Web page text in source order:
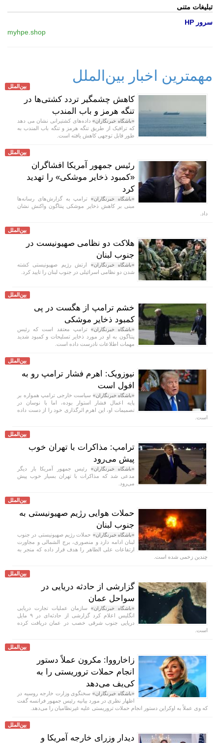
تبلیغات متنی
سرور HP
myhpe.shop
مهمترین اخبار بین‌الملل
بین‌الملل
کاهش چشمگیر تردد کشتی‌ها در
تنگه هرمز و باب المندب
«باشگاه خبرنگاران»داده‌های کشتیرانی نشان می دهد
که ترافیک از طریق تنگه هرمز و تنگه باب المندب به
طور قابل توجهی کاهش یافته است.
بین‌الملل
رئیس جمهور آمریکا افشاگران
«کمبود ذخایر موشکی» را تهدید
کرد
«باشگاه خبرنگاران»ترامپ به گزارش‌های رسانه‌ها
مبنی بر کاهش ذخایر موشکی پنتاگون واکنش نشان
داد.
بین‌الملل
هلاکت دو نظامی صهیونیست در
جنوب لبنان
«باشگاه خبرنگاران» ارتش رژیم صهیونیستی کشته
شدن دو نظامی اسرائیلی در جنوب لبنان را تایید کرد.
بین‌الملل
خشم ترامپ از هگست در پی
کمبود ذخایر موشکی
«باشگاه خبرنگاران» ترامپ معتقد است که رئیس
پنتاگون به او در مورد ذخایر تسلیحات و کمبود شدید
مهمات اطلاعات نادرست داده است.
بین‌الملل
نیوزویک: اهرم فشار ترامپ رو به
افول است
«باشگاه خبرنگاران» سیاست خارجی ترامپ همواره بر
پایه اعمال فشار استوار بوده، اما با نوسان در
تصمیمات او، این اهرم اثرگذاری خود را از دست داده
است.
بین‌الملل
ترامپ: مذاکرات با تهران خوب
پیش می‌رود
«باشگاه خبرنگاران» رئیس جمهور آمریکا بار دیگر
مدعی شد که مذاکرات با تهران بسیار خوب پیش
می‌رود.
بین‌الملل
حملات هوایی رژیم صهیونیستی به
جنوب لبنان
«باشگاه خبرنگاران» حملات رژیم صهیونیستی در جنوب
لبنان ادامه دارد و منصوری، برج الشمالی و مجاورت
ارتفاعات علی الطاهر را هدف قرار داده که منجر به
چندین زخمی شده است.
بین‌الملل
گزارشی از حادثه دریایی در
سواحل عمان
«باشگاه خبرنگاران»سازمان عملیات تجارت دریایی
انگلیس اعلام کرد گزارشی از حادثه‌ای در ۹ مایل
دریایی جنوب شرقی خصب در عمان دریافت کرده
است.
بین‌الملل
زاخارووا: مکرون عملاً دستور
انجام حملات تروریستی را به
کی‌یف می‌دهد
«باشگاه خبرنگاران»سخنگوی وزارت خارجه روسیه در
اظهار نظری در مورد بیانیه رئیس جمهور فرانسه گفت
که وی عملاً به اوکراین دستور انجام حملات تروریستی علیه غیرنظامیان را می‌دهد.
بین‌الملل
دیدار وزرای خارجه آمریکا و